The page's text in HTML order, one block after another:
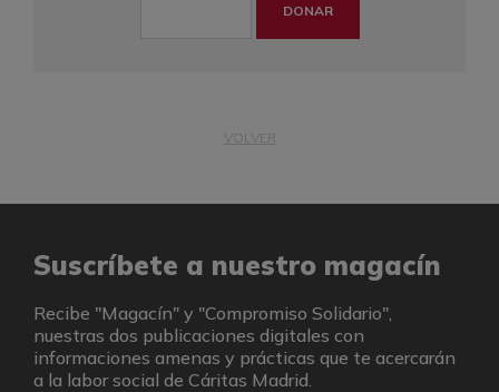
DONAR
VOLVER
Suscríbete a nuestro magacín
Recibe "Magacín" y "Compromiso Solidario",
nuestras dos publicaciones digitales con
informaciones amenas y prácticas que te acercarán
a la labor social de Cáritas Madrid.